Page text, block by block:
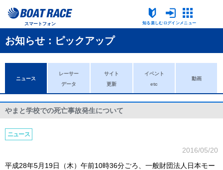
スマートフォン 知る楽しむ ログインメニュー
お知らせ：ピックアップ
ニュース
レーサー
データ
サイト
更新
イベント
etc
動画
やまと学校での死亡事故発生について
ニュース
2016/05/20
平成28年5月19日（木）午前10時36分ごろ、一般財団法人日本モー